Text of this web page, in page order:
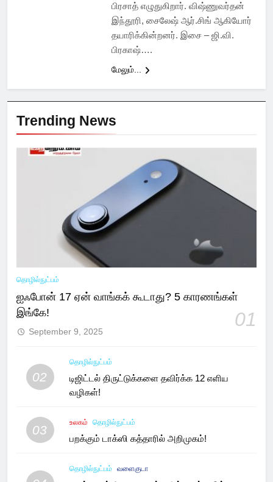
பிரசாத் எழுதுகிறார். விஷ்ணுவர்தன்
இந்தூரி, சைலேஷ் ஆர்.சிங் ஆகியோர்
தயாரிக்கின்றனர். இசை – ஜி.வி.
பிரகாஷ்….
மேலும்...
Trending News
தொழில்நுட்பம்
ஐஃபோன் 17 ஏன் வாங்கக் கூடாது? 5 காரணங்கள்
இங்கே!
01
September 9, 2025
02
தொழில்நுட்பம்
டிஜிட்டல் திருட்டுக்களை தவிர்க்க 12 எளிய
வழிகள்!
03
உலகம் தொழில்நுட்பம்
பறக்கும் டாக்ஸி கத்தாரில் அறிமுகம்!
தொழில்நுட்பம் வளைகுடா